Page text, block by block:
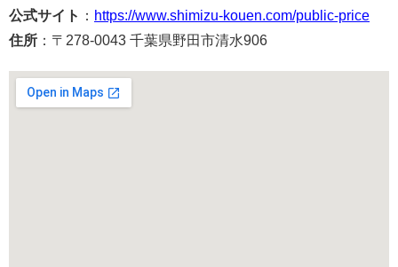
公式サイト ： https://www.shimizu-kouen.com/public-price
住所 ：〒278-0043 千葉県野田市清水906